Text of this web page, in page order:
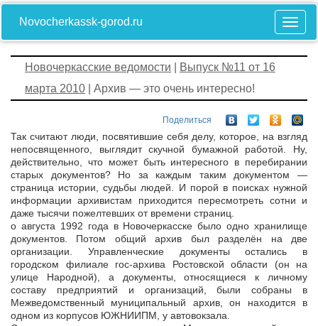
Novocherkassk-gorod.ru
Новочеркасские ведомости
Выпуск №11 от 16
марта 2010 | Архив — это очень интересно!
Поделиться
Так считают люди, посвятившие себя делу, которое, на взгляд
непосвященного, выглядит скучной бумажной работой. Ну,
действительно, что может быть интересного в перебирании
старых документов? Но за каждым таким документом —
страница истории, судьбы людей. И порой в поисках нужной
информации архивистам приходится пересмотреть сотни и
даже тысячи пожелтевших от времени страниц.
о августа 1992 года в Новочеркасске было одно хранилище
документов. Потом общий архив был разделён на две
организации. Управленческие документы остались в
городском филиале гос-архива Ростовской области (он на
улице Народной), а документы, относящиеся к личному
составу предприятий и организаций, были собраны в
Межведомственный муниципальный архив, он находится в
одном из корпусов ЮЖНИИПМ, у автовокзала.